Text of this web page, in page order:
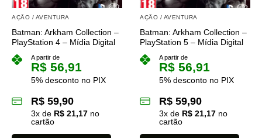
AÇÃO / AVENTURA
Batman: Arkham Collection –
PlayStation 4 – Mídia Digital
A partir de
R$ 56,91
5% desconto no PIX
R$ 59,90
3x de R$ 21,17 no
cartão
AÇÃO / AVENTURA
Batman: Arkham Collection –
PlayStation 5 – Mídia Digital
A partir de
R$ 56,91
5% desconto no PIX
R$ 59,90
3x de R$ 21,17 no
cartão